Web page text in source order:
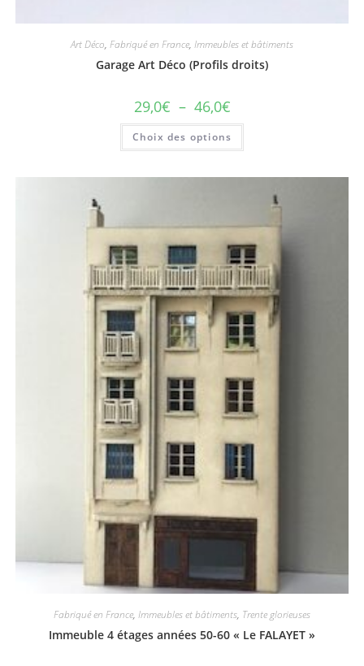
Art Déco, Fabriqué en France, Immeubles et bâtiments
Garage Art Déco (Profils droits)
29,0€ – 46,0€
Choix des options
Fabriqué en France, Immeubles et bâtiments, Trente glorieuses
Immeuble 4 étages années 50-60 « Le FALAYET »